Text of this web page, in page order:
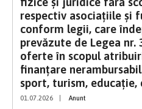
respectiv asociaţiile şi
conform legii, care
prevăzute de Legea nr.
oferte în scopul
finanţare
sport, turism, educaţie,
01.07.2026 Anunt